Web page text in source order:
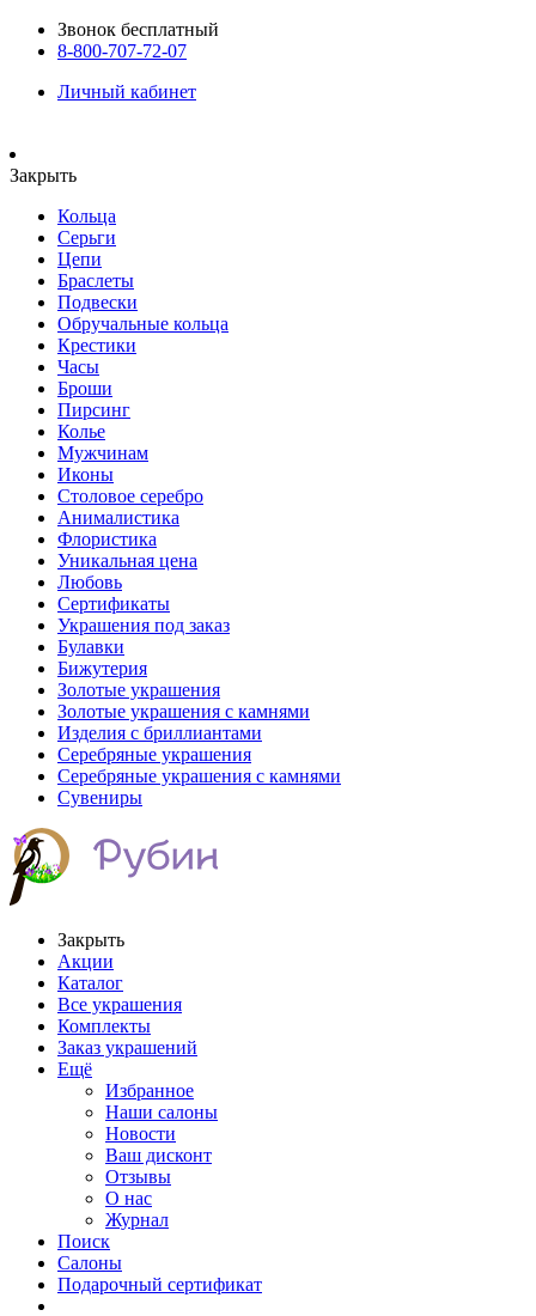
Звонок бесплатный
8-800-707-72-07
Личный кабинет
Закрыть
Кольца
Серьги
Цепи
Браслеты
Подвески
Обручальные кольца
Крестики
Часы
Броши
Пирсинг
Колье
Мужчинам
Иконы
Столовое серебро
Анималистика
Флористика
Уникальная цена
Любовь
Сертификаты
Украшения под заказ
Булавки
Бижутерия
Золотые украшения
Золотые украшения с камнями
Изделия с бриллиантами
Серебряные украшения
Серебряные украшения с камнями
Сувениры
Закрыть
Акции
Каталог
Все украшения
Комплекты
Заказ украшений
Ещё
Избранное
Наши салоны
Новости
Ваш дисконт
Отзывы
О нас
Журнал
Поиск
Салоны
Подарочный сертификат